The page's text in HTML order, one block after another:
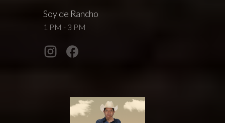
Soy de Rancho
1 PM - 3 PM